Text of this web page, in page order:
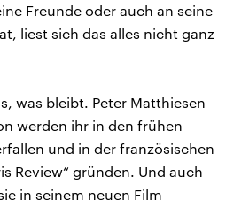
Freunde oder auch an seine
liest sich das alles nicht ganz
was bleibt. Peter Matthiesen
werden ihr in den frühen
und in der französischen
Review“ gründen. Und auch
in seinem neuen Film